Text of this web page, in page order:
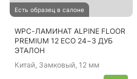
Есть образец в салоне
WPC-ЛАМИНАТ ALPINE FLOOR
PREMIUM 12 ECO 24−3 ДУБ
ЭТАЛОН
Китай, Замковый, 12 мм